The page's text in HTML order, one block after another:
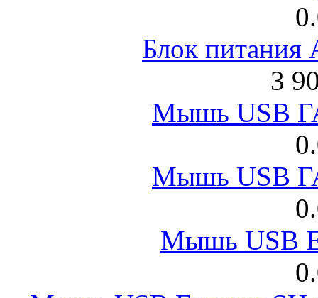
Блок питания
3
Мышь USB
Мышь USB
Мышь USB